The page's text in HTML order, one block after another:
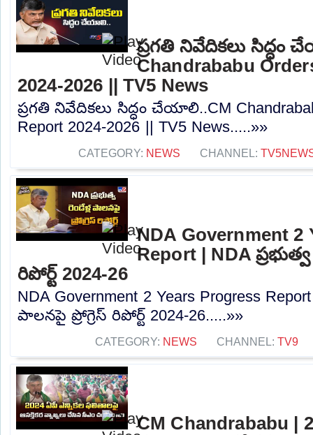
ప్రగతి నివేదికలు సిద్ధం
Chandrababu
2024-2026 || TV5 News
ప్రగతి నివేదికలు సిద్ధం చేయాలి..CM
Report 2024-2026 || TV5 News.....»»
CATEGORY: NEWS CHANNEL:
NDA Government 2
Report | NDA
రిపోర్ట్ 2024-26
NDA Government 2 Years Progress
పాలనపై ప్రోగ్రెస్ రిపోర్ట్ 2024-26.....»»
CATEGORY: NEWS CHANNEL: TV9
CM Chandrababu |